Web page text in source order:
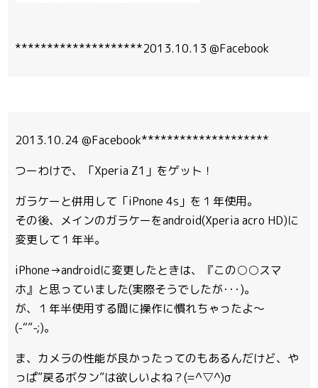
********************2013.10.13 @Facebook
2013.10.24 @Facebook********************
つーわけで、「Xperia Z1」をゲット！
ガラケーと併用して「iPnone 4s」を１年使用。
その後、メインのガラケーをandroid(Xperia acro HD)に
変更して１年半。
iPhone→androidに変更したときは、『この○○スマ
ホ』と思っていました(実際そうでしたが･･･)。
が、１年半使用する間に操作に慣れちゃったよ～
(-“”-;)。
ま、カメラの性能が良かったってのもあるんだけど、や
っぱ”戻るボタン”は欲しいよね？(=^▽^)σ